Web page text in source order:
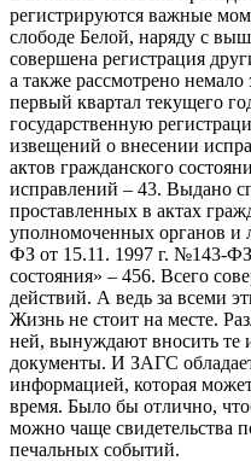
регистрируются важные
слободе Белой, наряду с
совершена регистрация
а также рассмотрено
первый квартал текущего
государственную
извещений о внесении
актов гражданского
исправлений – 43. Выдано
проставленных в актах
уполномоченных органов и
ФЗ от 15.11. 1997 г. №143-
состояния» – 456. Всего
действий. А ведь за всеми
Жизнь не стоит на месте.
ней, вынуждают вносить те
документы. И ЗАГС
информацией, которая
время. Было бы отлично,
можно чаще свидетельства
печальных событий.